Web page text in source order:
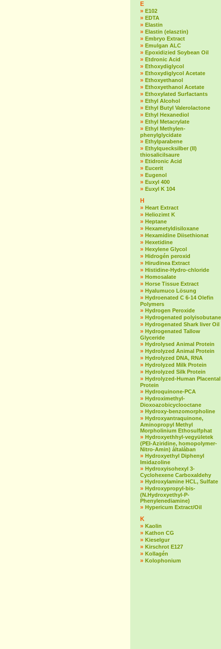
E
» E102
» EDTA
» Elastin
» Elastin (elasztin)
» Embryo Extract
» Emulgan ALC
» Epoxidizied Soybean Oil
» Etdronic Acid
» Ethoxydiglycol
» Ethoxydiglycol Acetate
» Ethoxyethanol
» Ethoxyethanol Acetate
» Ethoxylated Surfactants
» Ethyl Alcohol
» Ethyl Butyl Valerolactone
» Ethyl Hexanediol
» Ethyl Metacrylate
» Ethyl Methylen-
phenylglycidate
» Ethylparabene
» Ethylquecksilber (II)
thiosalicilsaure
» Etidronic Acid
» Eucerit
» Eugenol
» Euxyl 400
» Euxyl K 104
H
» Heart Extract
» Heliozimt K
» Heptane
» Hexametyldisiloxane
» Hexamidine Diisethionat
» Hexetidine
» Hexylene Glycol
» Hidrogén peroxid
» Hirudinea Extract
» Histidine-Hydro-chloride
» Homosalate
» Horse Tissue Extract
» Hyalumuco Lösung
» Hydroenated C 6-14 Olefin
Polymers
» Hydrogen Peroxide
» Hydrogenated polyisobutane
» Hydrogenated Shark liver Oil
» Hydrogenated Tallow
Glyceride
» Hydrolysed Animal Protein
» Hydrolyzed Animal Protein
» Hydrolyzed DNA, RNA
» Hydrolyzed Milk Protein
» Hydrolyzed Silk Protein
» Hydrolyzed-Human Placental
Protein
» Hydroquinone-PCA
» Hydroximethyl-
Dioxoazobicyclooctane
» Hydroxy-benzomorpholine
» Hydroxyantraquinone,
Aminopropyl Methyl
Morpholinium Ethosulfphat
» Hydroxyethhyl-vegyületek
(PEI-Aziridine, homopolymer-
Nitro-Amin) általában
» Hydroxyethyl Diphenyl
Imidazoline
» Hydroxyisohexyl 3-
Cyclohexene Carboxaldehy
» Hydroxylamine HCL, Sulfate
» Hydroxypropyl-bis-
(N.Hydroxyethyl-P-
Phenylenediamine)
» Hypericum Extract/Oil
K
» Kaolin
» Kathon CG
» Kieselgur
» Kirschrot E127
» Kollagén
» Kolophonium